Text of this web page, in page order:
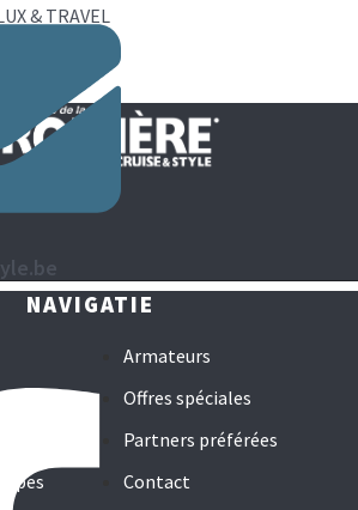
& TRAVEL
NAVIGATIE
Armateurs
Offres spéciales
Partners préférées
Contact